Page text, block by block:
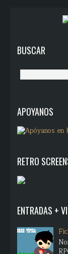
BUSCAR
APOYANOS
RETRO
ENTRADAS +